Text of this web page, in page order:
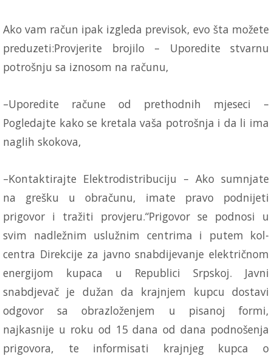
Ako vam račun ipak izgleda previsok, evo šta možete
preduzeti:Provjerite brojilo – Uporedite stvarnu
potrošnju sa iznosom na računu,
–Uporedite račune od prethodnih mjeseci –
Pogledajte kako se kretala vaša potrošnja i da li ima
naglih skokova,
–Kontaktirajte Elektrodistribuciju – Ako sumnjate
na grešku u obračunu, imate pravo podnijeti
prigovor i tražiti provjeru.“Prigovor se podnosi u
svim nadležnim uslužnim centrima i putem kol-
centra Direkcije za javno snabdijevanje električnom
energijom kupaca u Republici Srpskoj. Javni
snabdjevač je dužan da krajnjem kupcu dostavi
odgovor sa obrazloženjem u pisanoj formi,
najkasnije u roku od 15 dana od dana podnošenja
prigovora, te informisati krajnjeg kupca o